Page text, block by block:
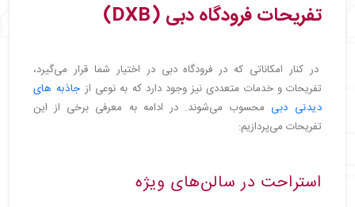
تفریحات فرودگاه دبی (DXB)
در کنار امکاناتی که در فرودگاه دبی در اختیار شما قرار می‌گیرد،
تفریحات و خدمات متعددی نیز وجود دارد که به نوعی از جاذبه های
دیدنی دبی محسوب می‌شوند. در ادامه به معرفی برخی از این
تفریحات می‌پردازیم:
استراحت در سالن‌های ویژه